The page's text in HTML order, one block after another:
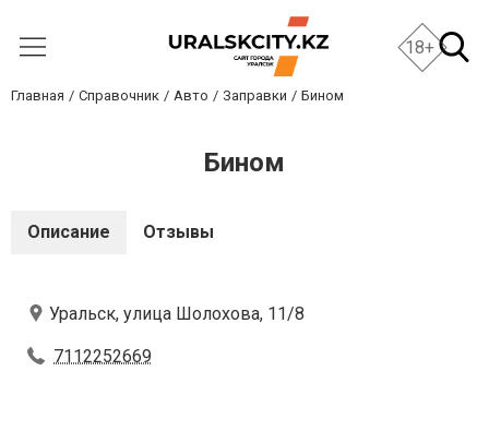
18+
Главная Справочник Авто Заправки Бином
Бином
Описание Отзывы
Уральск, улица Шолохова, 11/8
7112252669